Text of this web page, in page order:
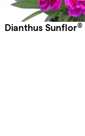
Dianthus Sunflor®